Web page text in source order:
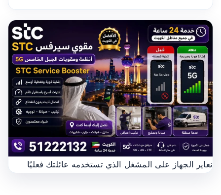
نعاير الجهاز على المشغل الذي تستخدمه عائلتك فعليًا